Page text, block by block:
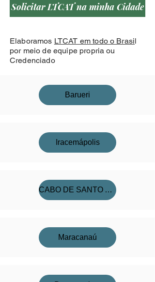
Solicitar LTCAT na minha Cidade
Elaboramos LTCAT em todo o Brasil
por meio de equipe propria ou
Credenciado
Barueri
Iracemápolis
CABO DE SANTO AGOSTINHO
Maracanaú